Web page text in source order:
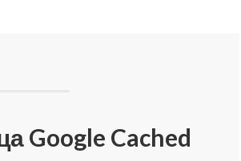
Google Cached